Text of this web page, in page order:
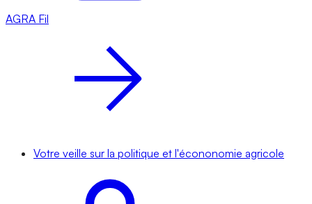
AGRA Fil
Votre veille sur la politique et l'écononomie agricole